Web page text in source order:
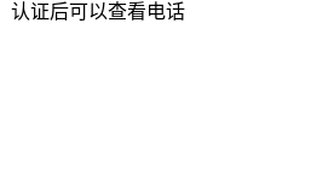
认证后可以查看电话